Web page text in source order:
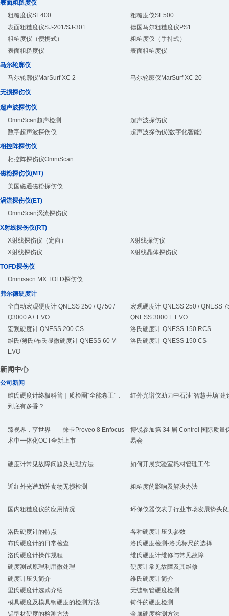
表面粗糙度仪
粗糙度仪SE400
粗糙度仪SE500
表面粗糙度仪SJ-201/SJ-301
德国马尔粗糙度仪PS1
粗糙度仪（便携式）
粗糙度仪（手持式）
表面粗糙度仪
表面粗糙度仪
马尔轮廓仪
马尔轮廓仪MarSurf XC 2
马尔轮廓仪MarSurf XC 20
无损探伤仪
超声波探伤仪
OmniScan超声检测
超声波探伤仪
数字超声波探伤仪
超声波探伤仪(数字化智能)
相控阵探伤仪
相控阵探伤仪OmniScan
磁粉探伤仪(MT)
美国磁通磁粉探伤仪
涡流探伤仪(ET)
OmniScan涡流探伤仪
X射线探伤仪(RT)
X射线探伤仪（定向）
X射线探伤仪
X射线探伤仪
X射线晶体探伤仪
TOFD探伤仪
Omnisacn MX TOFD探伤仪
弗尔德硬度计
全自动宏观硬度计 QNESS 250 / Q750 /
Q3000 A+ EVO
宏观硬度计 QNESS 250 / QNESS
QNESS 3000 E EVO
宏观硬度计 QNESS 200 CS
洛氏硬度计 QNESS 150 RCS
维氏/努氏/布氏显微硬度计 QNESS 60 M
EVO
洛氏硬度计 QNESS 150 CS
新闻中心
公司新闻
维氏硬度计终极科普｜质检圈“全能卷王”，
到底有多香？
红外光谱仪助力中石油“智慧井场”建
臻视界，享世界——徕卡Proveo 8 Enfocus
术中一体化OCT全新上市
博锐参加第 34 届 Control 国际质量
易会
硬度计常见故障问题及处理方法 如何开展实验室耗材管理工作
近红外光谱助阵食物无损检测 粗糙度的影响及解决办法
国内粗糙度仪的应用情况 环保仪器仪表子行业市场发展势头
洛氏硬度计的特点
各种硬度计压头参数
布氏硬度计的日常检查
洛氏硬度检测-洛氏标尺的选择
洛氏硬度计操作规程
维氏硬度计维修与常见故障
硬度测试原理利用微处理
硬度计常见故障及其维修
硬度计压头简介
维氏硬度计简介
里氏硬度计选购介绍
无缝钢管硬度检测
模具硬度及模具钢硬度的检测方法
铸件的硬度检测
铝型材硬度的检测方法
金属硬度检测方法